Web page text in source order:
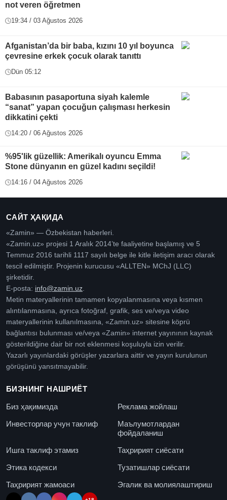
not veren öğretmen
19:34 / 03 Ağustos 2026
Afganistan’da bir baba, kızını 10 yıl boyunca
çevresine erkek çocuk olarak tanıttı
Dün 05:12
Babasının pasaportuna siyah kalemle
“sanat” yapan çocuğun çalışması herkesin
dikkatini çekti
14:20 / 06 Ağustos 2026
%95'lik güzellik: Amerikalı oyuncu Emma
Stone dünyanın en güzel kadını seçildi!
14:16 / 04 Ağustos 2026
САЙТ ҲАҚИДА
«Zamin» — Özbekistan haberleri.
«Zamin.uz» projesi 1 Aralık 2014’te faaliyetine başlamış ve 5
Temmuz 2016 tarihli 1117 sayılı belge ile kitle iletişim aracı olarak
tescil edilmiştir. Projenin kurucusu «ALLTEN» MChJ (LLC)
şirketidir.
E-posta: info@zamin.uz.
Metin materyallerinin tamamen kopyalanmasına veya kısmen
alıntılanmasına, ayrıca fotoğraf, grafik, ses ve/veya video
materyallerinin kullanılmasına, «Zamin.uz» sitesine köprü
bağlantısı bulunması ve/veya «Zamin» internet yayınının kaynak
gösterildiğine dair bir not eklenmesi koşuluyla izin verilir.
Yazarlı yayınlardaki görüşler yazarlara aittir ve yayın kurulunun
görüşünü yansıtmayabilir.
БИЗНИНГ НАШРИЁТ
Биз ҳақимизда
Реклама жойлаш
Инвесторлар учун таклиф
Маълумотлардан
фойдаланиш
Ишга таклиф этамиз
Таҳририят сиёсати
Этика кодекси
Тузатишлар сиёсати
Таҳририят жамоаси
Эгалик ва молиялаштириш